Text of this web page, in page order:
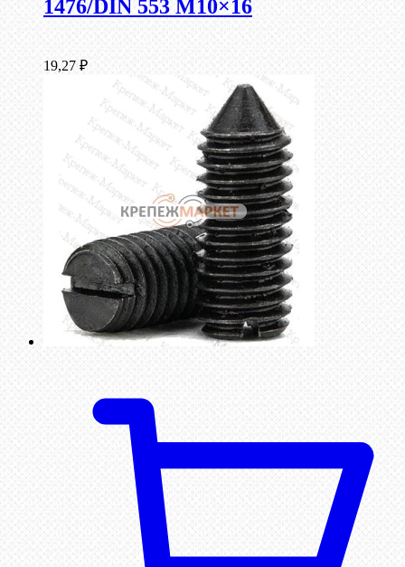
1476/DIN 553 М10×16
19,27 ₽